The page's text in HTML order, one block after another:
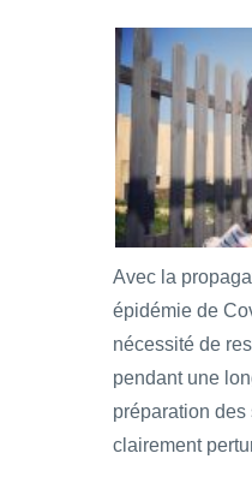
Avec la
épidémie de
nécessité de
pendant une
préparation des
clairement